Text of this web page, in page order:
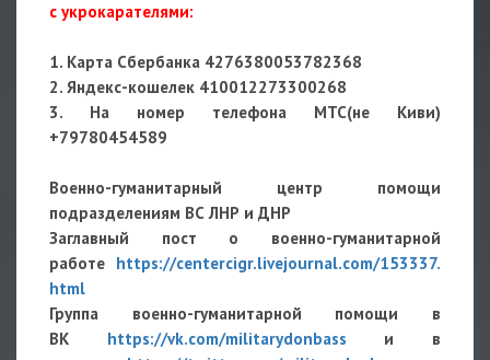
с укрокарателями:
1. Карта Сбербанка 4276380053782368
2. Яндекс-кошелек 410012273300268
3. На номер телефона МТС(не Киви)
+79780454589
Военно-гуманитарный центр помощи
подразделениям ВС ЛНР и ДНР
Заглавный пост о военно-гуманитарной
работе https://centercigr.livejournal.com/153337.
html
Группа военно-гуманитарной помощи в
ВК https://vk.com/militarydonbass и в